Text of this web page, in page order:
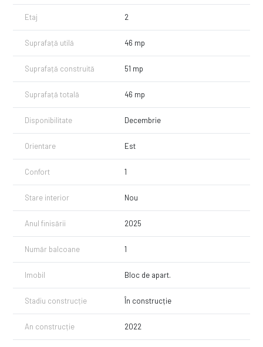
Etaj 2
Suprafață utilă 46 mp
Suprafață construită 51 mp
Suprafață totală 46 mp
Disponibilitate Decembrie
Orientare Est
Confort 1
Stare interior Nou
Anul finisării 2025
Număr balcoane 1
Imobil Bloc de apart.
Stadiu construcție În construcție
An construcție 2022